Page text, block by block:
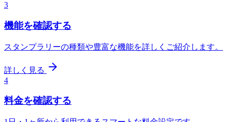
3
機能を確認する
スタンプラリーの種類や豊富な機能を詳しくご紹介します。
詳しく見る
4
料金を確認する